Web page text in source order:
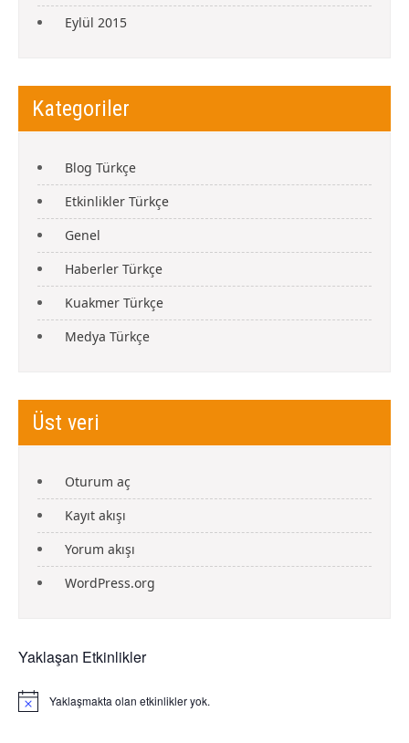
Eylül 2015
Kategoriler
Blog Türkçe
Etkinlikler Türkçe
Genel
Haberler Türkçe
Kuakmer Türkçe
Medya Türkçe
Üst veri
Oturum aç
Kayıt akışı
Yorum akışı
WordPress.org
Yaklaşan Etkinlikler
N
Yaklaşmakta olan etkinlikler yok.